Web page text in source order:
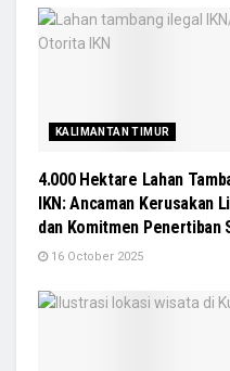
KALIMANTAN TIMUR
4.000 Hektare Lahan
IKN: Ancaman Kerusakan
dan Komitmen Penertiban
16 October 2025